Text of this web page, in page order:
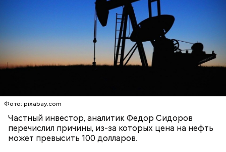
Фото: pixabay.com
Частный инвестор, аналитик Федор Сидоров
перечислил причины, из-за которых цена на нефть
может превысить 100 долларов.
Например, если ваш доход 50 тысяч в месяц и у вас
есть несовершеннолетний ребенок, то
использование налогового вычета позволяет
«сэкономить»182 рубля в месяц (1400 рублей × 13%).
Эта схема будет действовать 7 месяцев в году, так
как по их прошествии сумма налогооблагаемого
при покупке земельного участка с расположенным
на нем жилым домом или для последующего
строительства жилого дома. Однако такой вычет
нельзя оформить на приобретение или
строительство недвижимости за рубежом.